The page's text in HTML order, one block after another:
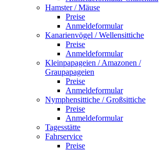
Hamster / Mäuse
Preise
Anmeldeformular
Kanarienvögel / Wellensittiche
Preise
Anmeldeformular
Kleinpapageien / Amazonen /
Graupapageien
Preise
Anmeldeformular
Nymphensittiche / Großsittiche
Preise
Anmeldeformular
Tagesstätte
Fahrservice
Preise